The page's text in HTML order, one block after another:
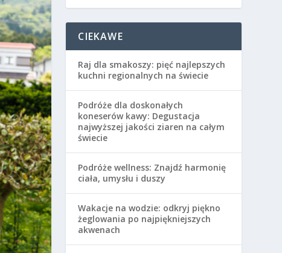
CIEKAWE
Raj dla smakoszy: pięć najlepszych
kuchni regionalnych na świecie
Podróże dla doskonałych
koneserów kawy: Degustacja
najwyższej jakości ziaren na całym
świecie
Podróże wellness: Znajdź harmonię
ciała, umysłu i duszy
Wakacje na wodzie: odkryj piękno
żeglowania po najpiękniejszych
akwenach